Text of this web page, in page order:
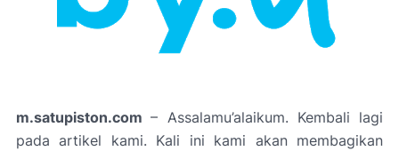
m.satupiston.com– Assalamu’alaikum. Kembali lagi
pada artikel kami. Kali ini kami akan membagikan